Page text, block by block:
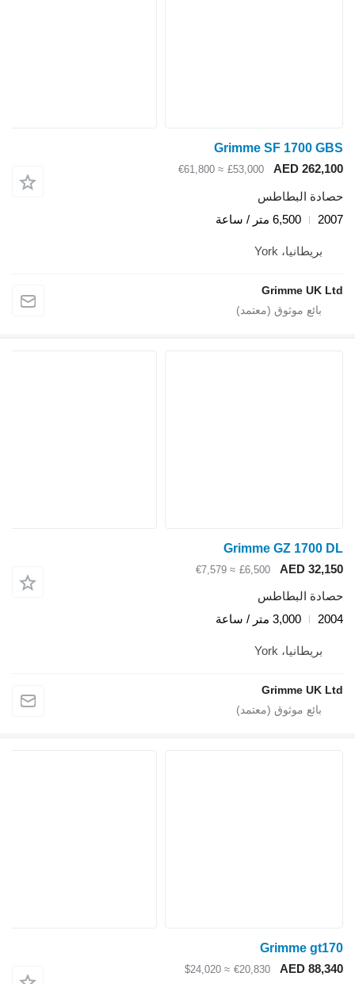
Grimme SF 1700 GBS
AED 262,100
£53,000
≈ €61,800
حصادة البطاطس
2007
6,500 متر / ساعة
بريطانيا، York
Grimme UK Ltd
Grimme GZ 1700 DL
AED 32,150
£6,500
≈ €7,579
حصادة البطاطس
2004
3,000 متر / ساعة
بريطانيا، York
Grimme UK Ltd
Grimme gt170
AED 88,340
€20,830
≈ $24,020